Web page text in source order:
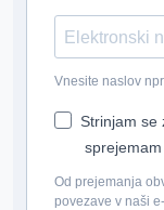
Vnesite naslov
Strinjam se
Od prejemanja
povezave v naši